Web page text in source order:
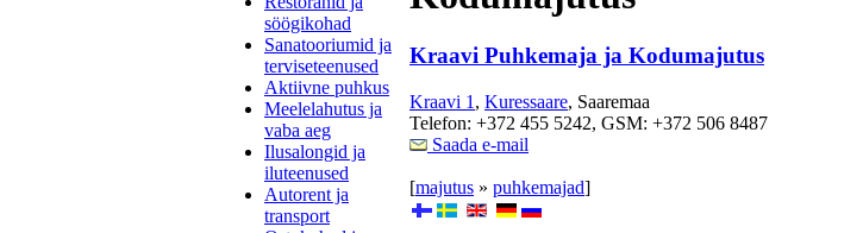
söögikohad
Sanatooriumid ja
terviseteenused
Aktiivne puhkus
Meelelahutus ja
vaba aeg
Ilusalongid ja
iluteenused
Autorent ja
transport
Kraavi Puhkemaja ja Kodumajutus
Kraavi 1 , Kuressaare, Saaremaa
Telefon: +372 455 5242, GSM: +372 506 8487
Saada e-mail
[majutus » puhkemajad]